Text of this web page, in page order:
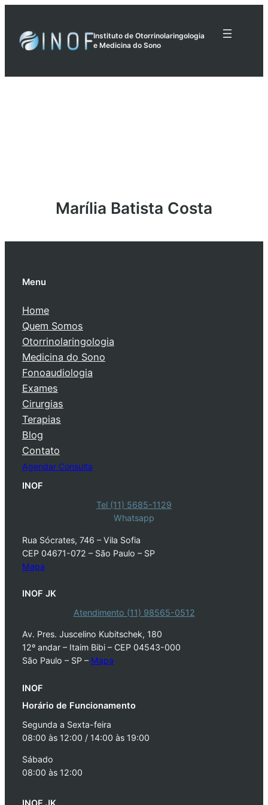
Instituto de Otorrinolaringologia
e Medicina do Sono
Marília Batista Costa
Menu
Home
Quem Somos
Otorrinolaringologia
Medicina do Sono
Fonoaudiologia
Exames
Cirurgias
Terapias
Blog
Contato
Agendar Consulta
INOF
Tel (11) 5685-1129
Whatsapp
Rua Sócrates, 746 – Vila Sofia
CEP 04671-072 – São Paulo – SP
Mapa
INOF JK
Atendimento (11) 98565-0512
Av. Pres. Juscelino Kubitschek, 180
12º andar – Itaim Bibi – CEP 04543-000
São Paulo – SP – Mapa
INOF
Horário de Funcionamento
Segunda a Sexta-feira
08:00 às 12:00 / 14:00 às 19:00
Sábado
08:00 às 12:00